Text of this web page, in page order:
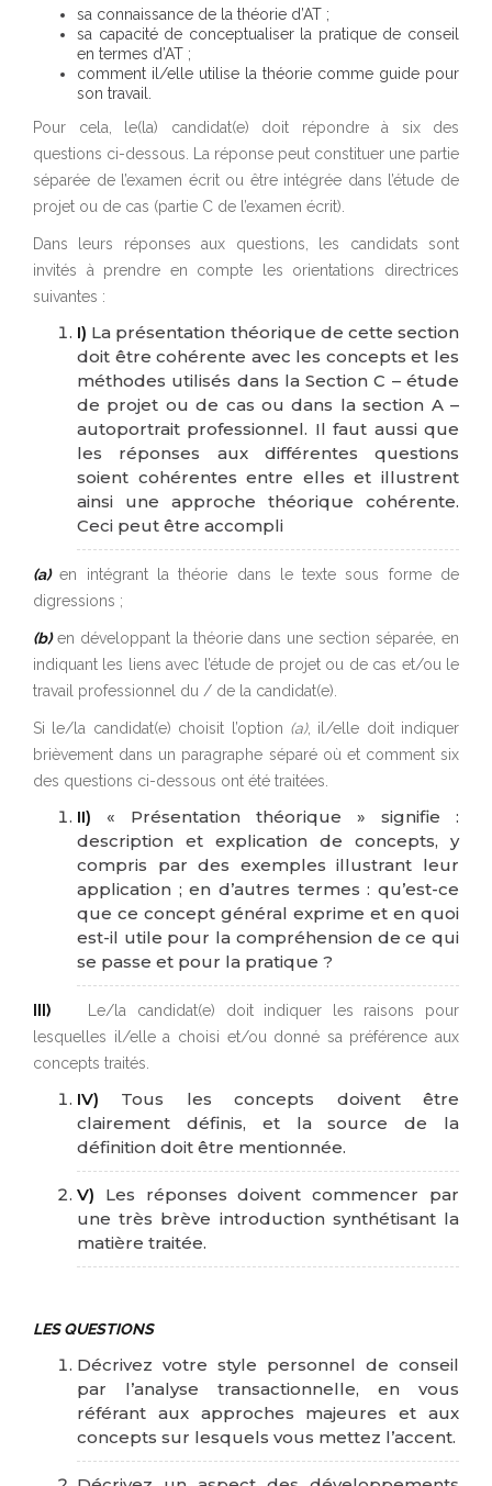
sa connaissance de la théorie d’AT ;
sa capacité de conceptualiser la pratique de conseil
en termes d’AT ;
comment il/elle utilise la théorie comme guide pour
son travail.
Pour cela, le(la) candidat(e) doit répondre à six des
questions ci-dessous. La réponse peut constituer une partie
séparée de l’examen écrit ou être intégrée dans l’étude de
projet ou de cas (partie C de l’examen écrit).
Dans leurs réponses aux questions, les candidats sont
invités à prendre en compte les orientations directrices
suivantes :
I) La présentation théorique de cette section
doit être cohérente avec les concepts et les
méthodes utilisés dans la Section C – étude
de projet ou de cas ou dans la section A –
autoportrait professionnel. Il faut aussi que
les réponses aux différentes questions
soient cohérentes entre elles et illustrent
ainsi une approche théorique cohérente.
Ceci peut être accompli
(a)en intégrant la théorie dans le texte sous forme de
digressions ;
(b)en développant la théorie dans une section séparée, en
indiquant les liens avec l’étude de projet ou de cas et/ou le
travail professionnel du / de la candidat(e).
Si le/la candidat(e) choisit l’option (a), il/elle doit indiquer
brièvement dans un paragraphe séparé où et comment six
des questions ci-dessous ont été traitées.
II) « Présentation théorique » signifie :
description et explication de concepts, y
compris par des exemples illustrant leur
application ; en d’autres termes : qu’est-ce
que ce concept général exprime et en quoi
est-il utile pour la compréhension de ce qui
se passe et pour la pratique ?
III)
Le/la candidat(e) doit indiquer les raisons pour
lesquelles il/elle a choisi et/ou donné sa préférence aux
concepts traités.
IV) Tous les concepts doivent être
clairement définis, et la source de la
définition doit être mentionnée.
V) Les réponses doivent commencer par
une très brève introduction synthétisant la
matière traitée.
LES QUESTIONS
Décrivez votre style personnel de conseil
par l’analyse transactionnelle, en vous
référant aux approches majeures et aux
concepts sur lesquels vous mettez l’accent.